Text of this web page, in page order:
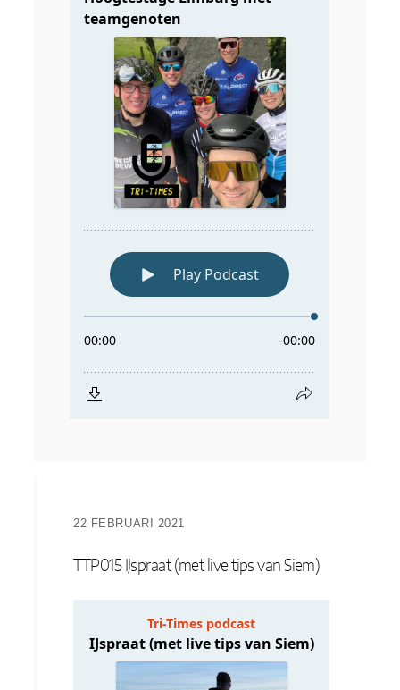
22 FEBRUARI 2021
TTP015 IJspraat (met live tips van Siem)